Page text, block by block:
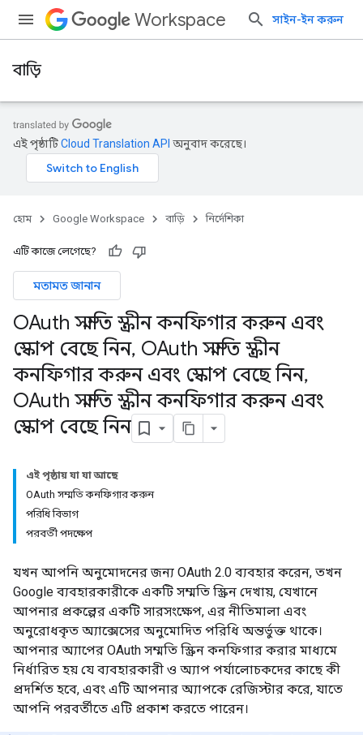
Workspace সাইন-ইন করুন
বাড়ি
এই পৃষ্ঠাটিCloud Translation API অনুবাদ করেছে।
হোম Google Workspace বাড়ি নির্দেশিকা
এটি কাজে লেগেছে?
মতামত জানান
OAuth সম্মতি স্ক্রীন কনফিগার করুন এবং
স্কোপ বেছে নিন, OAuth সম্মতি স্ক্রীন
কনফিগার করুন এবং স্কোপ বেছে নিন,
OAuth সম্মতি স্ক্রীন কনফিগার করুন এবং
স্কোপ বেছে নিন
এই পৃষ্ঠায় যা যা আছে
OAuth সম্মতি কনফিগার করুন
পরিধি বিভাগ
পরবর্তী পদক্ষেপ
যখন আপনি অনুমোদনের জন্য OAuth 2.0 ব্যবহার করেন, তখন
Google ব্যবহারকারীকে একটি সম্মতি স্ক্রিন দেখায়, যেখানে
আপনার প্রকল্পের একটি সারসংক্ষেপ, এর নীতিমালা এবং
অনুরোধকৃত অ্যাক্সেসের অনুমোদিত পরিধি অন্তর্ভুক্ত থাকে।
আপনার অ্যাপের OAuth সম্মতি স্ক্রিন কনফিগার করার মাধ্যমে
নির্ধারিত হয় যে ব্যবহারকারী ও অ্যাপ পর্যালোচকদের কাছে কী
প্রদর্শিত হবে, এবং এটি আপনার অ্যাপকে রেজিস্টার করে, যাতে
আপনি পরবর্তীতে এটি প্রকাশ করতে পারেন।